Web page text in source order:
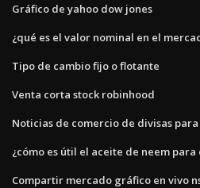
Gráfico de yahoo dow jones
¿qué es el valor nominal en el
Tipo de cambio fijo o flotante
Venta corta stock robinhood
Noticias de comercio de divisas
¿cómo es útil el aceite de neem para
Compartir mercado gráfico en vivo